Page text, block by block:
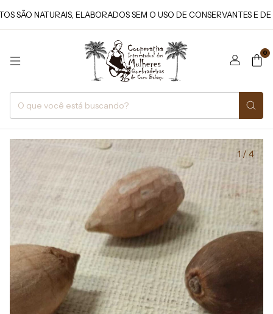
NATURAIS, ELABORADOS SEM O USO DE CONSERVANTES E DE
0
1 / 4